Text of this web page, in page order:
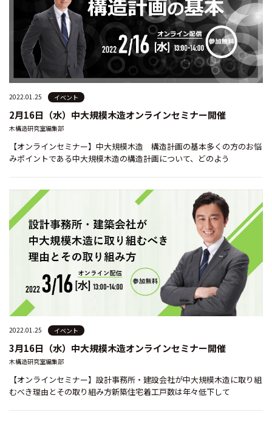
2022.01.25 イベント
2月16日（水）中大規模木造オンラインセミナー開催
木構造研究室編集部
【オンラインセミナー】中大規模木造 構造計画の基本多くの方のお悩
みポイントである中大規模木造の構造計画について、どのよう
2022.01.25 イベント
3月16日（水）中大規模木造オンラインセミナー開催
木構造研究室編集部
【オンラインセミナー】設計事務所・建設会社が中大規模木造に取り組
むべき理由とその取り組み方新築住宅着工戸数は年々低下して